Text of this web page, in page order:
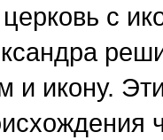
с
и икону.